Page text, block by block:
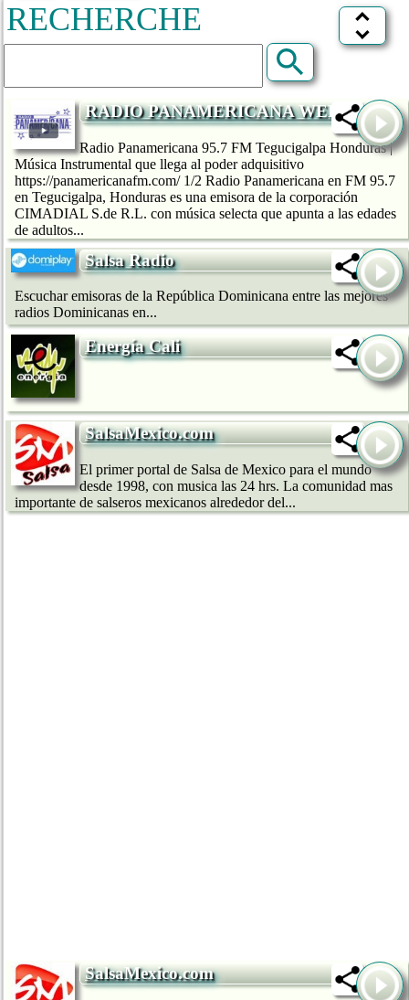
RECHERCHE
RADIO PANAMERICANA WEB
Radio Panamericana 95.7 FM Tegucigalpa Honduras |
Música Instrumental que llega al poder adquisitivo
https://panamericanafm.com/ 1/2 Radio Panamericana en FM 95.7
en Tegucigalpa, Honduras es una emisora de la corporación
CIMADIAL S.de R.L. con música selecta que apunta a las edades
de adultos...
Salsa Radio
Escuchar emisoras de la República Dominicana entre las mejores
radios Dominicanas en...
Energía Cali
SalsaMexico.com
El primer portal de Salsa de Mexico para el mundo
desde 1998, con musica las 24 hrs. La comunidad mas
importante de salseros mexicanos alrededor del...
SalsaMexico.com